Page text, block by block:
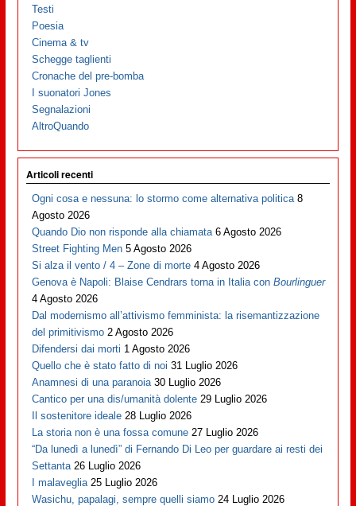
Testi
Poesia
Cinema & tv
Schegge taglienti
Cronache del pre-bomba
I suonatori Jones
Segnalazioni
AltroQuando
Articoli recenti
Ogni cosa e nessuna: lo stormo come alternativa politica 8
Agosto 2026
Quando Dio non risponde alla chiamata 6 Agosto 2026
Street Fighting Men 5 Agosto 2026
Si alza il vento / 4 – Zone di morte 4 Agosto 2026
Genova è Napoli: Blaise Cendrars torna in Italia conBourlinguer
4 Agosto 2026
Dal modernismo all’attivismo femminista: la risemantizzazione
del primitivismo 2 Agosto 2026
Difendersi dai morti 1 Agosto 2026
Quello che è stato fatto di noi 31 Luglio 2026
Anamnesi di una paranoia 30 Luglio 2026
Cantico per una dis/umanità dolente 29 Luglio 2026
Il sostenitore ideale 28 Luglio 2026
La storia non è una fossa comune 27 Luglio 2026
“Da lunedì a lunedì” di Fernando Di Leo per guardare ai resti dei
Settanta 26 Luglio 2026
I malaveglia 25 Luglio 2026
Wasichu, papalagi, sempre quelli siamo 24 Luglio 2026